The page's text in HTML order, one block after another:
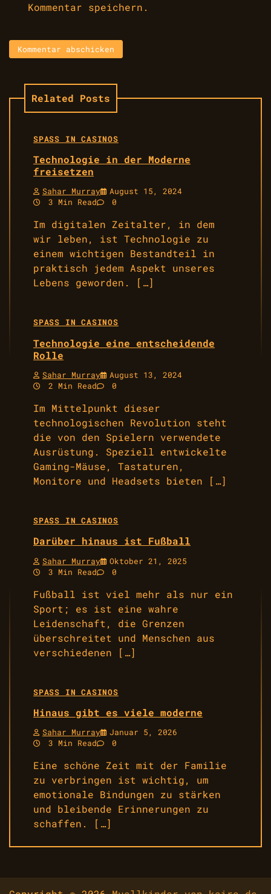
Kommentar speichern.
Related Posts
SPASS IN CASINOS
Technologie in der Moderne
freisetzen
Sahar Murray
August 15, 2024
3 Min Read
0
Im digitalen Zeitalter, in dem
wir leben, ist Technologie zu
einem wichtigen Bestandteil in
praktisch jedem Aspekt unseres
Lebens geworden. […]
SPASS IN CASINOS
Technologie eine entscheidende
Rolle
Sahar Murray
August 13, 2024
2 Min Read
0
Im Mittelpunkt dieser
technologischen Revolution steht
die von den Spielern verwendete
Ausrüstung. Speziell entwickelte
Gaming-Mäuse, Tastaturen,
Monitore und Headsets bieten […]
SPASS IN CASINOS
Darüber hinaus ist Fußball
Sahar Murray
Oktober 21, 2025
3 Min Read
0
Fußball ist viel mehr als nur ein
Sport; es ist eine wahre
Leidenschaft, die Grenzen
überschreitet und Menschen aus
verschiedenen […]
SPASS IN CASINOS
Hinaus gibt es viele moderne
Sahar Murray
Januar 5, 2026
3 Min Read
0
Eine schöne Zeit mit der Familie
zu verbringen ist wichtig, um
emotionale Bindungen zu stärken
und bleibende Erinnerungen zu
schaffen. […]